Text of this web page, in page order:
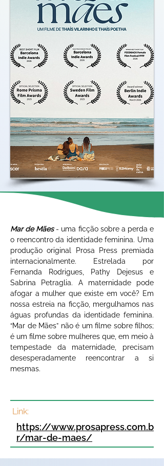
Mar de Mães - uma ficção sobre a perda e
o reencontro da identidade feminina. Uma
produção original Prosa Press premiada
internacionalmente. Estrelada por
Fernanda Rodrigues, Pathy Dejesus e
Sabrina Petraglia. A maternidade pode
afogar a mulher que existe em você? Em
nossa estreia na ficção, mergulhamos nas
águas profundas da identidade feminina.
“Mar de Mães” não é um filme sobre filhos;
é um filme sobre mulheres que, em meio à
tempestade da maternidade, precisam
desesperadamente reencontrar a si
mesmas.
Link:
https://www.prosapress.com.b
r/mar-de-maes/